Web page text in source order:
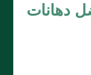
دهانات